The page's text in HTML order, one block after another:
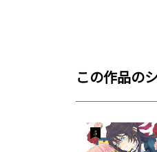
この作品の